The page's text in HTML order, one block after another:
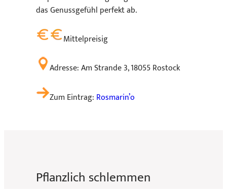
das Genussgefühl perfekt ab.
Adresse: Am Strande 3, 18055 Rostock
Zum Eintrag: Rosmarin’o
Mittelpreisig
Pflanzlich schlemmen